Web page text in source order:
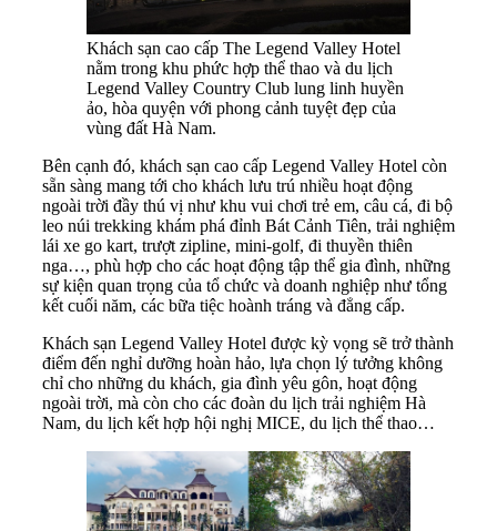
Khách sạn cao cấp The Legend Valley Hotel
nằm trong khu phức hợp thể thao và du lịch
Legend Valley Country Club lung linh huyền
ảo, hòa quyện với phong cảnh tuyệt đẹp của
vùng đất Hà Nam.
Bên cạnh đó, khách sạn cao cấp Legend Valley Hotel còn
sẵn sàng mang tới cho khách lưu trú nhiều hoạt động
ngoài trời đầy thú vị như khu vui chơi trẻ em, câu cá, đi bộ
leo núi trekking khám phá đỉnh Bát Cảnh Tiên, trải nghiệm
lái xe go kart, trượt zipline, mini-golf, đi thuyền thiên
nga…, phù hợp cho các hoạt động tập thể gia đình, những
sự kiện quan trọng của tổ chức và doanh nghiệp như tổng
kết cuối năm, các bữa tiệc hoành tráng và đẳng cấp.
Khách sạn Legend Valley Hotel được kỳ vọng sẽ trở thành
điểm đến nghỉ dưỡng hoàn hảo, lựa chọn lý tưởng không
chỉ cho những du khách, gia đình yêu gôn, hoạt động
ngoài trời, mà còn cho các đoàn du lịch trải nghiệm Hà
Nam, du lịch kết hợp hội nghị MICE, du lịch thể thao…